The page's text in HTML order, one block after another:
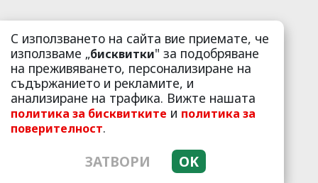
С използването на сайта вие приемате, че
използваме „бисквитки" за подобряване
на преживяването, персонализиране на
съдържанието и рекламите, и
анализиране на трафика. Вижте нашата
политика за бисквитките и политика за
поверителност.
ЗАТВОРИ OK